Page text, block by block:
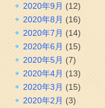
2020年9月 (12)
2020年8月 (16)
2020年7月 (14)
2020年6月 (15)
2020年5月 (7)
2020年4月 (13)
2020年3月 (15)
2020年2月 (3)